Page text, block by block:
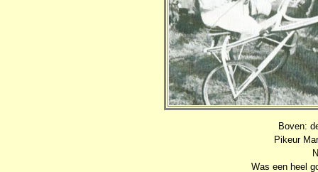
Boven:
Pikeur
Was een heel